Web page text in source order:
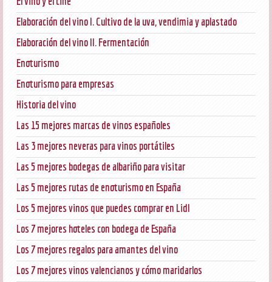
Elaboración del vino I. Cultivo de la uva, vendimia y aplastado
Elaboración del vino II. Fermentación
Enoturismo
Enoturismo para empresas
Historia del vino
Las 15 mejores marcas de vinos españoles
Las 3 mejores neveras para vinos portátiles
Las 5 mejores bodegas de albariño para visitar
Las 5 mejores rutas de enoturismo en España
Los 5 mejores vinos que puedes comprar en Lidl
Los 7 mejores hoteles con bodega de España
Los 7 mejores regalos para amantes del vino
Los 7 mejores vinos valencianos y cómo maridarlos